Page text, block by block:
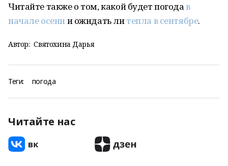
Читайте также о том, какой будет погодав
начале осении ожидать литепла в сентябре.
Автор: Святохина Дарья
Теги: погода
Читайте нас